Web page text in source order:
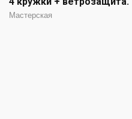
Мастерская